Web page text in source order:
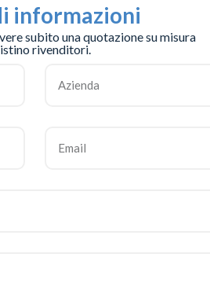
informazioni
subito una quotazione su misura
rivenditori.